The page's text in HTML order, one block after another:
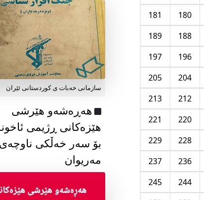
180
181
188
189
196
197
204
205
212
213
220
221
228
229
236
237
244
245
سازمانی خەبات ی كوردستانی ئێران
هەڕەشەو هێرشی
هێزەکانی ڕژیمی
بۆ سەر خەڵکی
مەریوان